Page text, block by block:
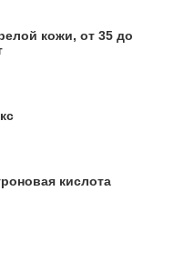
кожи, от 35 до
кислота